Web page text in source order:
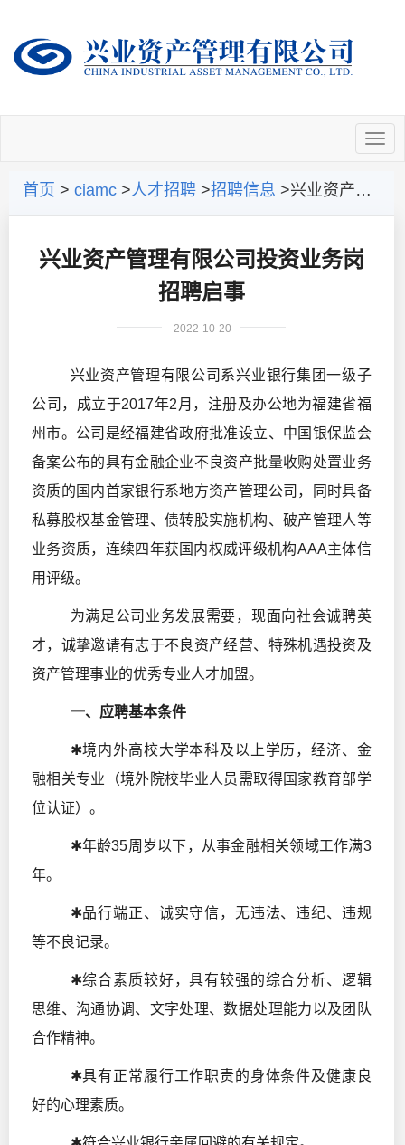
首页 > ciamc >人才招聘 >招聘信息 >兴业资产管理有限公司投资业务岗招聘启事
兴业资产管理有限公司投资业务岗
招聘启事
2022-10-20
兴业资产管理有限公司系兴业银行集团一级子
公司，成立于2017年2月，注册及办公地为福建省福
州市。公司是经福建省政府批准设立、中国银保监会
备案公布的具有金融企业不良资产批量收购处置业务
资质的国内首家银行系地方资产管理公司，同时具备
私募股权基金管理、债转股实施机构、破产管理人等
业务资质，连续四年获国内权威评级机构AAA主体信
用评级。
为满足公司业务发展需要，现面向社会诚聘英
才，诚挚邀请有志于不良资产经营、特殊机遇投资及
资产管理事业的优秀专业人才加盟。
一、应聘基本条件
✱境内外高校大学本科及以上学历，经济、金
融相关专业（境外院校毕业人员需取得国家教育部学
位认证）。
✱年龄35周岁以下，从事金融相关领域工作满3
年。
✱品行端正、诚实守信，无违法、违纪、违规
等不良记录。
✱综合素质较好，具有较强的综合分析、逻辑
思维、沟通协调、文字处理、数据处理能力以及团队
合作精神。
✱具有正常履行工作职责的身体条件及健康良
好的心理素质。